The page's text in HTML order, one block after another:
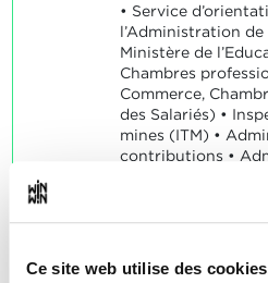
Ce site web utilise des
• Service
l’Administration de
Ministère de
Chambres
Commerce,
des Salariés) •
mines (ITM) •
contributions •
communales •
L’autorité